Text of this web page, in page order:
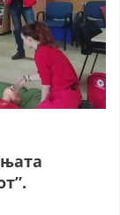
– ОПШТИНСКА